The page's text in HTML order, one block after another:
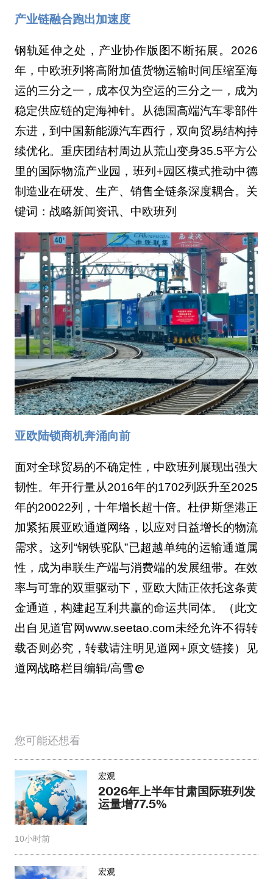
产业链融合跑出加速度
钢轨延伸之处，产业协作版图不断拓展。2026
年，中欧班列将高附加值货物运输时间压缩至海
运的三分之一，成本仅为空运的三分之一，成为
稳定供应链的定海神针。从德国高端汽车零部件
东进，到中国新能源汽车西行，双向贸易结构持
续优化。重庆团结村周边从荒山变身35.5平方公
里的国际物流产业园，班列+园区模式推动中德
制造业在研发、生产、销售全链条深度耦合。关
键词：战略新闻资讯、中欧班列
亚欧陆锁商机奔涌向前
面对全球贸易的不确定性，中欧班列展现出强大
韧性。年开行量从2016年的1702列跃升至2025
年的20022列，十年增长超十倍。杜伊斯堡港正
加紧拓展亚欧通道网络，以应对日益增长的物流
需求。这列“钢铁驼队”已超越单纯的运输通道属
性，成为串联生产端与消费端的发展纽带。在效
率与可靠的双重驱动下，亚欧大陆正依托这条黄
金通道，构建起互利共赢的命运共同体。（此文
出自见道官网www.seetao.com未经允许不得转
载否则必究，转载请注明见道网+原文链接）见
道网战略栏目编辑/高雪
您可能还想看
宏观
2026年上半年甘肃国际班列发
运量增77.5%
10小时前
宏观